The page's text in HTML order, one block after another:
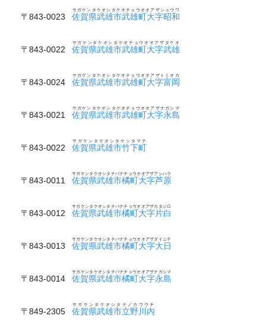
〒843-0023 佐賀県武雄市武雄町大字昭和
サガケンタケオシタケオチョウオオアザショウワ
〒843-0022 佐賀県武雄市武雄町大字武雄
サガケンタケオシタケオチョウオオアザタケオ
〒843-0024 佐賀県武雄市武雄町大字富岡
サガケンタケオシタケオチョウオオアザトミオカ
〒843-0021 佐賀県武雄市武雄町大字永島
サガケンタケオシタケオチョウオオアザナガシマ
〒843-0022 佐賀県武雄市竹下町
サガケンタケオシタケシタマチ
〒843-0011 佐賀県武雄市橘町大字芦原
サガケンタケオシタチバナチョウオオアザアシハラ
〒843-0012 佐賀県武雄市橘町大字片白
サガケンタケオシタチバナチョウオオアザカタジロ
〒843-0013 佐賀県武雄市橘町大字大日
サガケンタケオシタチバナチョウオオアザダイニチ
〒843-0014 佐賀県武雄市橘町大字永島
サガケンタケオシタチバナチョウオオアザナガシマ
〒849-2305 佐賀県武雄市立野川内
サガケンタケオシタテノカワウチ